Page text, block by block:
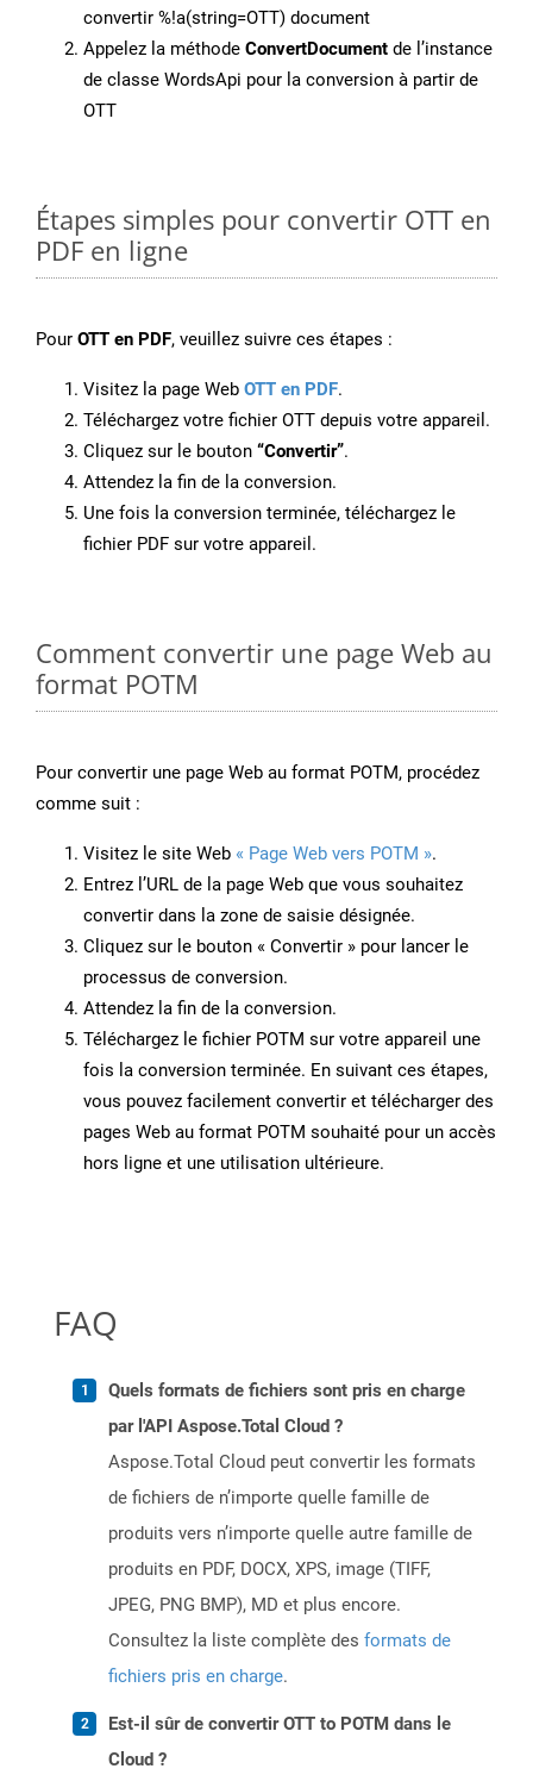
convertir %!a(string=OTT) document
Appelez la méthode ConvertDocument de l’instance
de classe WordsApi pour la conversion à partir de
OTT
Étapes simples pour convertir OTT en
PDF en ligne
Pour OTT en PDF, veuillez suivre ces étapes :
Visitez la page Web OTT en PDF.
Téléchargez votre fichier OTT depuis votre appareil.
Cliquez sur le bouton “Convertir”.
Attendez la fin de la conversion.
Une fois la conversion terminée, téléchargez le
fichier PDF sur votre appareil.
Comment convertir une page Web au
format POTM
Pour convertir une page Web au format POTM, procédez
comme suit :
Visitez le site Web « Page Web vers POTM ».
Entrez l’URL de la page Web que vous souhaitez
convertir dans la zone de saisie désignée.
Cliquez sur le bouton « Convertir » pour lancer le
processus de conversion.
Attendez la fin de la conversion.
Téléchargez le fichier POTM sur votre appareil une
fois la conversion terminée. En suivant ces étapes,
vous pouvez facilement convertir et télécharger des
pages Web au format POTM souhaité pour un accès
hors ligne et une utilisation ultérieure.
FAQ
Quels formats de fichiers sont pris en charge
par l'API Aspose.Total Cloud ?
Aspose.Total Cloud peut convertir les formats
de fichiers de n’importe quelle famille de
produits vers n’importe quelle autre famille de
produits en PDF, DOCX, XPS, image (TIFF,
JPEG, PNG BMP), MD et plus encore.
Consultez la liste complète des formats de
fichiers pris en charge.
Est-il sûr de convertir OTT to POTM dans le
Cloud ?